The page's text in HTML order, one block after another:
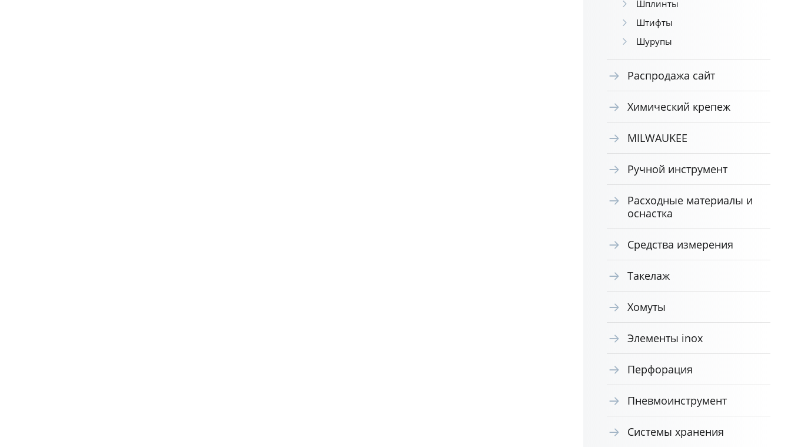
Шплинты
Штифты
Шурупы
Распродажа сайт
Химический крепеж
MILWAUKEE
Ручной инструмент
Расходные материалы и
оснастка
Средства измерения
Такелаж
Хомуты
Элементы inox
Перфорация
Пневмоинструмент
Системы хранения